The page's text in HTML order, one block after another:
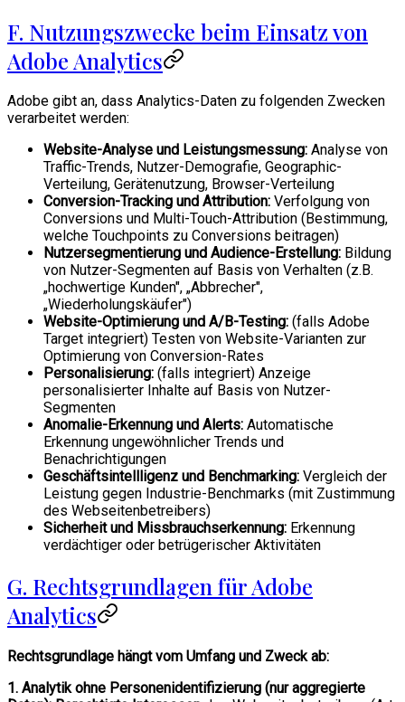
F. Nutzungszwecke beim Einsatz von
Adobe Analytics
Adobe gibt an, dass Analytics-Daten zu folgenden Zwecken
verarbeitet werden:
Website-Analyse und Leistungsmessung: Analyse von
Traffic-Trends, Nutzer-Demografie, Geographic-
Verteilung, Gerätenutzung, Browser-Verteilung
Conversion-Tracking und Attribution: Verfolgung von
Conversions und Multi-Touch-Attribution (Bestimmung,
welche Touchpoints zu Conversions beitragen)
Nutzersegmentierung und Audience-Erstellung: Bildung
von Nutzer-Segmenten auf Basis von Verhalten (z.B.
„hochwertige Kunden", „Abbrecher",
„Wiederholungskäufer")
Website-Optimierung und A/B-Testing: (falls Adobe
Target integriert) Testen von Website-Varianten zur
Optimierung von Conversion-Rates
Personalisierung: (falls integriert) Anzeige
personalisierter Inhalte auf Basis von Nutzer-
Segmenten
Anomalie-Erkennung und Alerts: Automatische
Erkennung ungewöhnlicher Trends und
Benachrichtigungen
Geschäftsintellligenz und Benchmarking: Vergleich der
Leistung gegen Industrie-Benchmarks (mit Zustimmung
des Webseitenbetreibers)
Sicherheit und Missbrauchserkennung: Erkennung
verdächtiger oder betrügerischer Aktivitäten
G. Rechtsgrundlagen für Adobe
Analytics
Rechtsgrundlage hängt vom Umfang und Zweck ab:
1. Analytik ohne Personenidentifizierung (nur aggregierte